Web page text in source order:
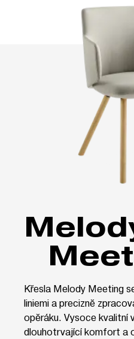
Melody
Křesla Melody Meeting
liniemi a precizně
opěráku. Vysoce kvalitní
dlouhotrvající komfort a